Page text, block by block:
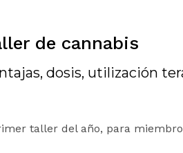
de cannabis
dosis, utilización
taller del año, para